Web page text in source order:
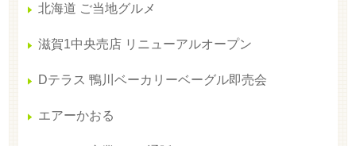
北海道 ご当地グルメ
滋賀1中央売店 リニューアルオープン
Dテラス 鴨川ベーカリーベーグル即売会
エアーかおる